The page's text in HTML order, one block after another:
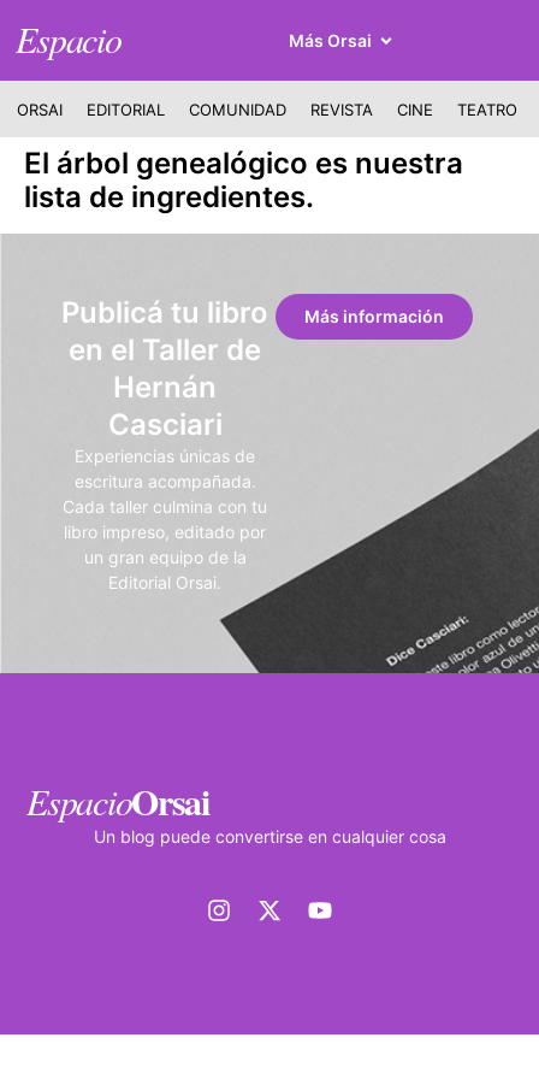
Espacio Más Orsai
ORSAI EDITORIAL COMUNIDAD REVISTA CINE TEATRO
El árbol genealógico es nuestra
lista de ingredientes.
Publicá tu libro
en el Taller de
Hernán
Casciari
Experiencias únicas de
escritura acompañada.
Cada taller culmina con tu
libro impreso, editado por
un gran equipo de la
Editorial Orsai.
Más información
EspacioOrsai
Un blog puede convertirse en cualquier cosa